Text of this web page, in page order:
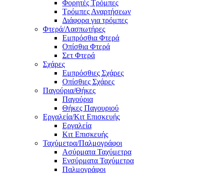
Φορητές Τρόμπες
Τρόμπες Αναρτήσεων
Διάφορα για τρόμπες
Φτερά/Λασπωτήρες
Εμπρόσθια Φτερά
Οπίσθια Φτερά
Σετ Φτερά
Σχάρες
Εμπρόσθιες Σχάρες
Οπίσθιες Σχάρες
Παγούρια/Θήκες
Παγούρια
Θήκες Παγουριού
Εργαλεία/Κιτ Επισκευής
Εργαλεία
Κιτ Επισκευής
Ταχύμετρα/Παλμογράφοι
Ασύρματα Ταχύμετρα
Ενσύρματα Ταχύμετρα
Παλμογράφοι